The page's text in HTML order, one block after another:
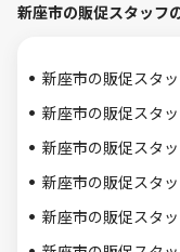
新座市の販促スタッフ
新座市の販促スタ
新座市の販促スタ
新座市の販促スタ
新座市の販促スタ
新座市の販促スタ